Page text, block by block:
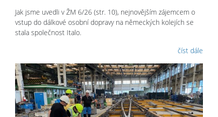
Jak jsme uvedli v ŽM 6/26 (str. 10), nejnovějším zájemcem o
vstup do dálkové osobní dopravy na německých kolejích se
stala společnost Italo.
číst dále